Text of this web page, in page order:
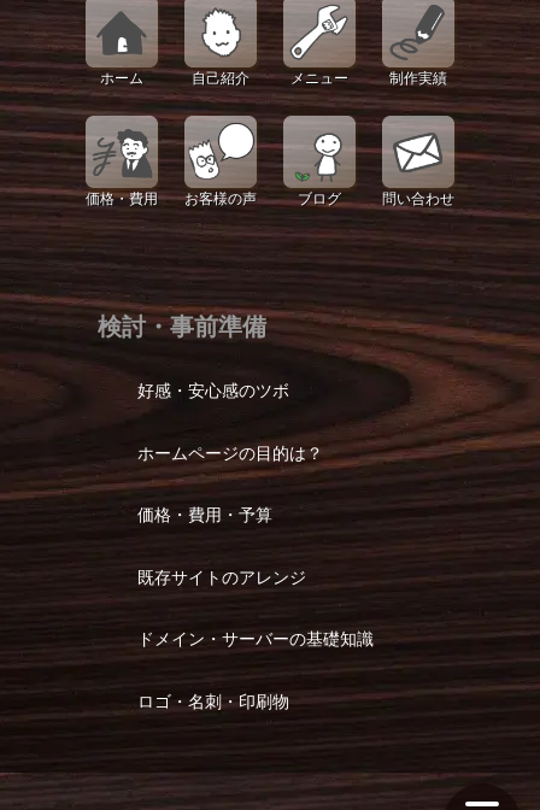
ホーム 自己紹介 メニュー 制作実績
価格・費用 お客様の声 ブログ 問い合わせ
検討・事前準備
好感・安心感のツボ
ホームページの目的は？
価格・費用・予算
既存サイトのアレンジ
ドメイン・サーバーの基礎知識
ロゴ・名刺・印刷物